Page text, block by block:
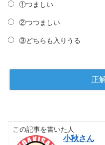
①つましい
②つつましい
③どちらも入りうる
この記事を書いた人
小秋さん